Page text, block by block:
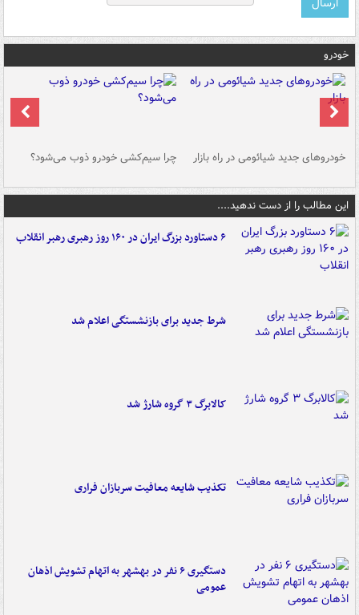
خودرو
خودروهای جدید شیائومی در راه بازار چرا سیم‌کشی خودرو ذوب می‌شود؟
این مطالب را از دست ندهید....
۶ دستاورد بزرگ ایران در ۱۶۰ روز رهبری رهبر انقلاب
شرط جدید برای بازنشستگی اعلام شد
کالابرگ ۳ گروه شارژ شد
تکذیب شایعه معافیت سربازان فراری
دستگیری ۶ نفر در بهشهر به اتهام تشویش اذهان
عمومی